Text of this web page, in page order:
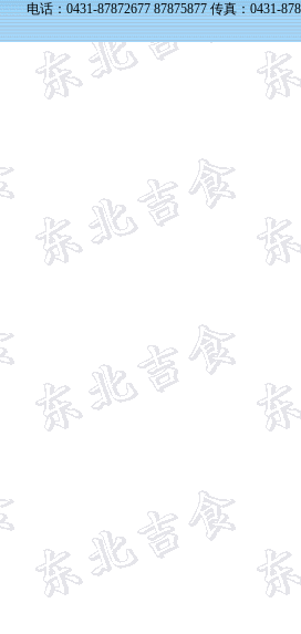
电话：0431-87872677 87875877 传真：0431-